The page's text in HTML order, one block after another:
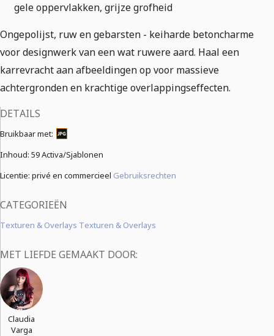
gele oppervlakken, grijze grofheid
Ongepolijst, ruw en gebarsten - keiharde betoncharme
voor designwerk van een wat ruwere aard. Haal een
karrevracht aan afbeeldingen op voor massieve
achtergronden en krachtige overlappingseffecten.
DETAILS
Bruikbaar met:
Inhoud: 59 Activa/Sjablonen
Licentie: privé en commercieel Gebruiksrechten
CATEGORIEËN
Texturen & Overlays Texturen & Overlays
MET LIEFDE GEMAAKT DOOR:
Claudia
Varga